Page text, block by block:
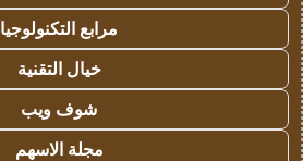
مرابع التكنولوجيا
خيال التقنية
شوف ويب
مجلة الاسهم